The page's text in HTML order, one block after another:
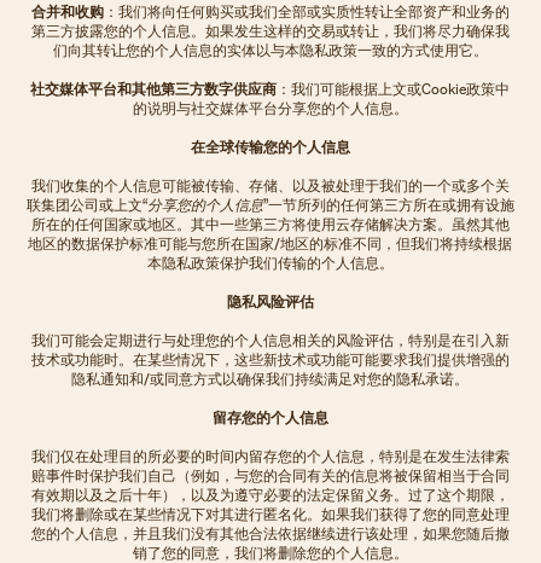
合并和收购：我们将向任何购买或我们全部或实质性转让全部资产和业务的
第三方披露您的个人信息。如果发生这样的交易或转让，我们将尽力确保我
们向其转让您的个人信息的实体以与本隐私政策一致的方式使用它。
社交媒体平台和其他第三方数字供应商 ：我们可能根据上文或Cookie政策中
的说明与社交媒体平台分享您的个人信息。
在全球传输您的个人信息
我们收集的个人信息可能被传输、存储、以及被处理于我们的一个或多个关
联集团公司或上文“分享您的个人信息”一节所列的任何第三方所在或拥有设施
所在的任何国家或地区。其中一些第三方将使用云存储解决方案。虽然其他
地区的数据保护标准可能与您所在国家/地区的标准不同，但我们将持续根据
本隐私政策保护我们传输的个人信息。
隐私风险评估
我们可能会定期进行与处理您的个人信息相关的风险评估，特别是在引入新
技术或功能时。在某些情况下，这些新技术或功能可能要求我们提供增强的
隐私通知和/或同意方式以确保我们持续满足对您的隐私承诺。
留存您的个人信息
我们仅在处理目的所必要的时间内留存您的个人信息，特别是在发生法律索
赔事件时保护我们自己（例如，与您的合同有关的信息将被保留相当于合同
有效期以及之后十年），以及为遵守必要的法定保留义务。过了这个期限，
我们将删除或在某些情况下对其进行匿名化。如果我们获得了您的同意处理
您的个人信息，并且我们没有其他合法依据继续进行该处理，如果您随后撤
销了您的同意，我们将删除您的个人信息。